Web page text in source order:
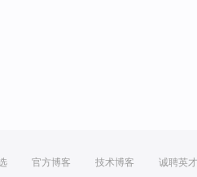
官方博客 技术博客 诚聘英才